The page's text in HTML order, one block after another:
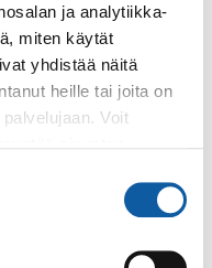
ja analytiikka-
miten käytät
yhdistää näitä
heille tai joita on
Voit